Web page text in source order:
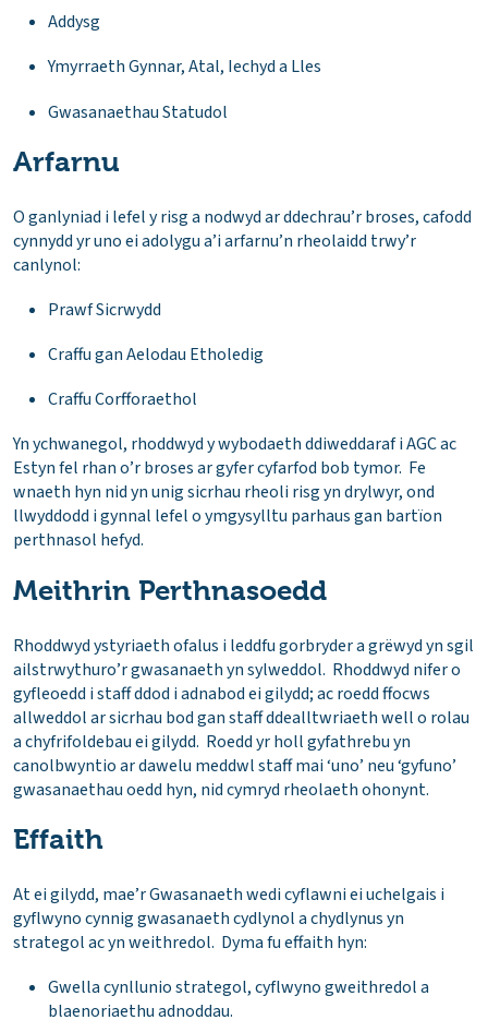
Addysg
Ymyrraeth Gynnar, Atal, Iechyd a Lles
Gwasanaethau Statudol
Arfarnu
O ganlyniad i lefel y risg a nodwyd ar ddechrau’r broses, cafodd
cynnydd yr uno ei adolygu a’i arfarnu’n rheolaidd trwy’r
canlynol:
Prawf Sicrwydd
Craffu gan Aelodau Etholedig
Craffu Corfforaethol
Yn ychwanegol, rhoddwyd y wybodaeth ddiweddaraf i AGC ac
Estyn fel rhan o’r broses ar gyfer cyfarfod bob tymor. Fe
wnaeth hyn nid yn unig sicrhau rheoli risg yn drylwyr, ond
llwyddodd i gynnal lefel o ymgysylltu parhaus gan bartïon
perthnasol hefyd.
Meithrin Perthnasoedd
Rhoddwyd ystyriaeth ofalus i leddfu gorbryder a grëwyd yn sgil
ailstrwythuro’r gwasanaeth yn sylweddol. Rhoddwyd nifer o
gyfleoedd i staff ddod i adnabod ei gilydd; ac roedd ffocws
allweddol ar sicrhau bod gan staff ddealltwriaeth well o rolau
a chyfrifoldebau ei gilydd. Roedd yr holl gyfathrebu yn
canolbwyntio ar dawelu meddwl staff mai ‘uno’ neu ‘gyfuno’
gwasanaethau oedd hyn, nid cymryd rheolaeth ohonynt.
Effaith
At ei gilydd, mae’r Gwasanaeth wedi cyflawni ei uchelgais i
gyflwyno cynnig gwasanaeth cydlynol a chydlynus yn
strategol ac yn weithredol. Dyma fu effaith hyn:
Gwella cynllunio strategol, cyflwyno gweithredol a
blaenoriaethu adnoddau.